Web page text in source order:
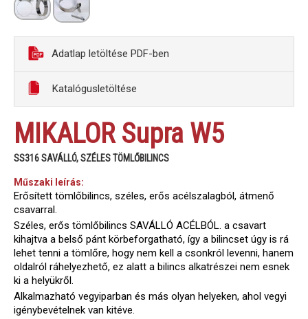
Adatlap letöltése PDF-ben
Katalógusletöltése
MIKALOR Supra W5
SS316 SAVÁLLÓ, SZÉLES TÖMLŐBILINCS
Műszaki leírás:
Erősített tömlőbilincs, széles, erős acélszalagból, átmenő
csavarral.
Széles, erős tömlőbilincs SAVÁLLÓ ACÉLBÓL. a csavart
kihajtva a belső pánt körbeforgatható, így a bilincset úgy is rá
lehet tenni a tömlőre, hogy nem kell a csonkról levenni, hanem
oldalról ráhelyezhető, ez alatt a bilincs alkatrészei nem esnek
ki a helyükről.
Alkalmazható vegyiparban és más olyan helyeken, ahol vegyi
igénybevételnek van kitéve.